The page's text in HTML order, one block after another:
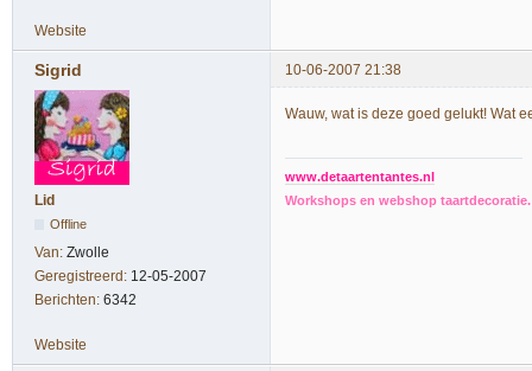
Website
Sigrid 10-06-2007 21:38
Lid
Offline
Van: Zwolle
Geregistreerd: 12-05-2007
Berichten: 6342
Wauw, wat is deze goed gelukt! Wat
www.detaartentantes.nl
Workshops en webshop
Website